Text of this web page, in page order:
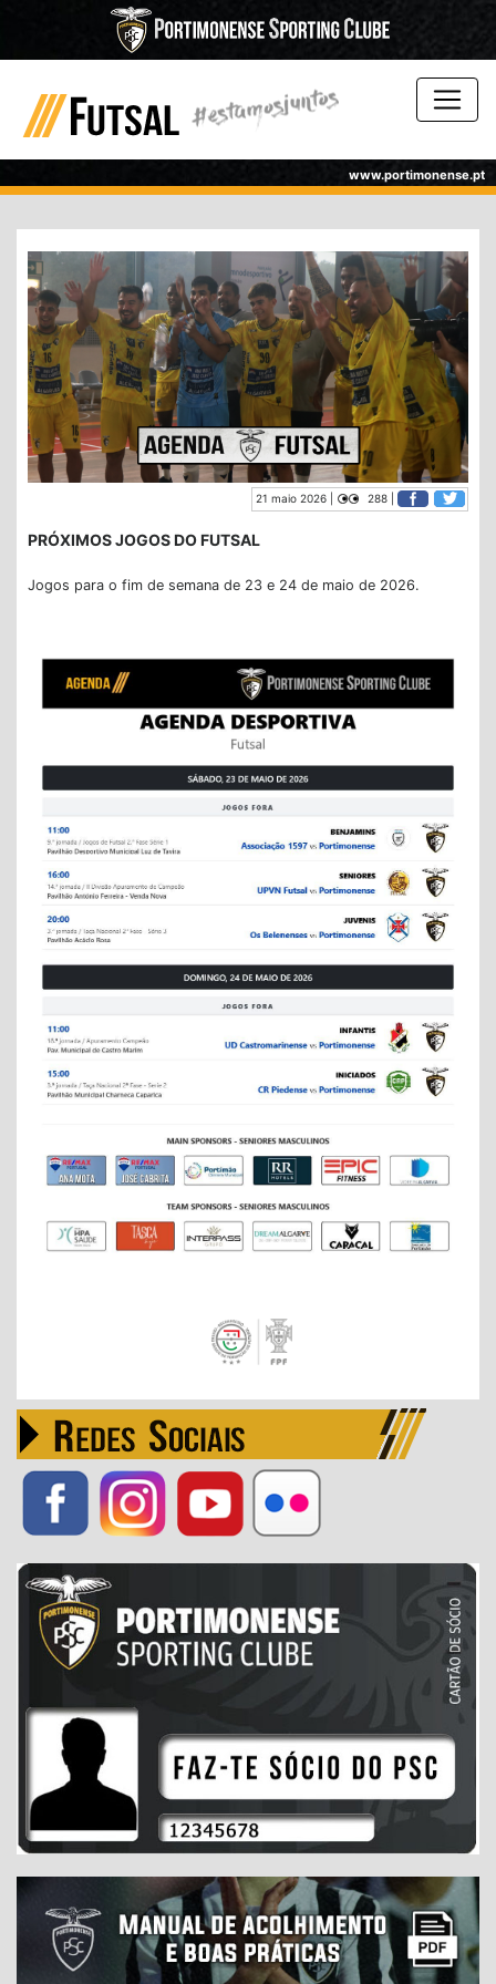
www.portimonense.pt
21 maio 2026 | 288 |
PRÓXIMOS JOGOS DO FUTSAL
Jogos para o fim de semana de 23 e 24 de maio de 2026.